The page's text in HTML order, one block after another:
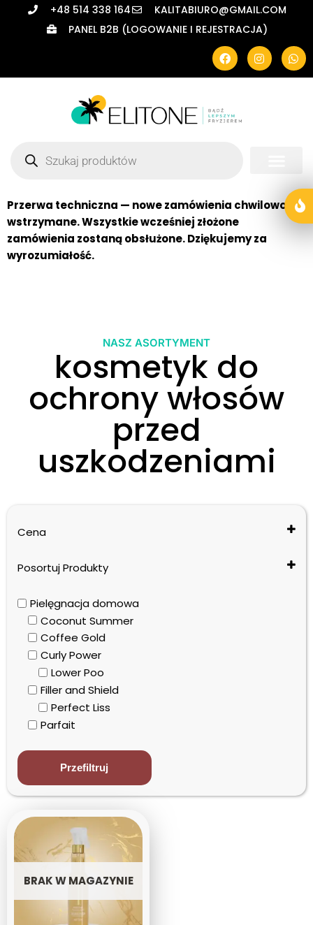
+48 514 338 164
KALITABIURO@GMAIL.COM
PANEL B2B (LOGOWANIE I REJESTRACJA)
Przerwa techniczna — nowe zamówienia chwilowo
wstrzymane. Wszystkie wcześniej złożone
zamówienia zostaną obsłużone. Dziękujemy za
wyrozumiałość.
NASZ ASORTYMENT
kosmetyk do
ochrony włosów
przed
uszkodzeniami
Cena
Posortuj Produkty
Cena: od najwyższej do najniższej
Nazwa: od A do Z
Nazwa: od Z do A
Pielęgnacja domowa
Coconut Summer
Coffee Gold
Curly Power
Lower Poo
Filler and Shield
Perfect Liss
Parfait
Harmonogram Kapilarny
Volume Boost
Polecane
Produkty Profesjonalne
Coffee Gold
Curly Power
Detox
Przefiltruj
BRAK W MAGAZYNIE